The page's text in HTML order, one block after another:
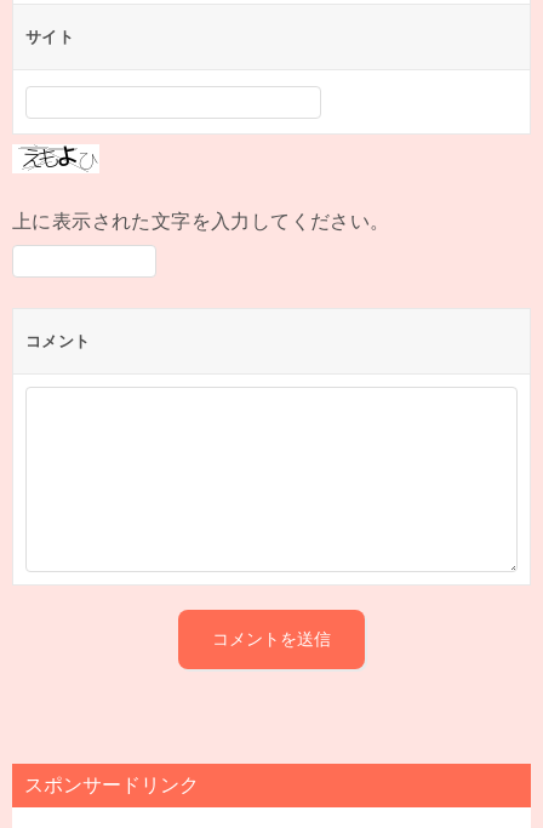
サイト
上に表示された文字を入力してください。
コメント
スポンサードリンク